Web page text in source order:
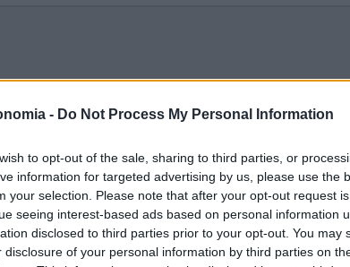
- Do Not Process My Personal Information
to opt-out of the sale, sharing to third parties, or
information for targeted advertising by us, please use the
your selection. Please note that after your opt-out request
seeing interest-based ads based on personal information
disclosed to third parties prior to your opt-out. You may
disclosure of your personal information by third parties on